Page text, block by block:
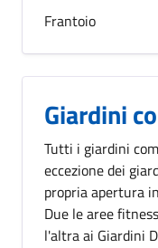
Frantoio
Giardini
Tutti i giardini
eccezione dei
propria apertura
Due le aree
l'altra ai Giardini